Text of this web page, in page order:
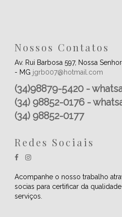
Nossos Contatos
Av. Rui Barbosa 597, Nossa
- MG jgrb007@hotmail.com
(34)98879-5420 -
(34) 98852-0176 -
(34) 98852-0177
Redes Sociais
Acompanhe o nosso trabalho
socias para certificar da
serviços.